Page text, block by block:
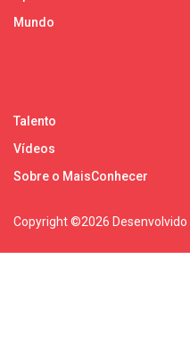
Mundo
Talento
Vídeos
Sobre o MaisConhecer
Copyright ©2026